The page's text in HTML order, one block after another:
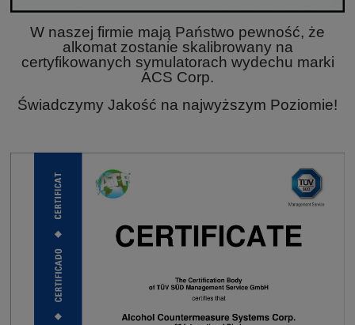
W naszej firmie mają Państwo pewność, że
alkomat zostanie skalibrowany na
certyfikowanych symulatorach wydechu marki
ACS Corp.
Świadczymy Jakość na najwyższym Poziomie!